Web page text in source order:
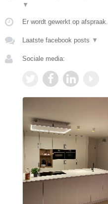
▼
Er wordt gewerkt op afspraak.
Laatste facebook posts ▼
Sociale media: